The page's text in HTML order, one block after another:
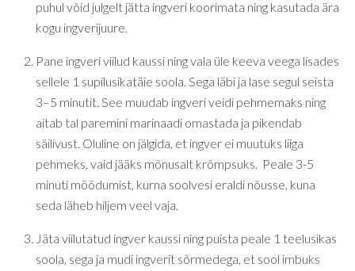
puhul võid julgelt jätta ingveri koorimata ning kasutada ära
kogu ingverijuure.
Pane ingveri viilud kaussi ning vala üle keeva veega lisades
sellele 1 supilusikatäie soola. Sega läbi ja lase segul seista
3–5 minutit. See muudab ingveri veidi pehmemaks ning
aitab tal paremini marinaadi omastada ja pikendab
säilivust. Oluline on jälgida, et ingver ei muutuks liiga
pehmeks, vaid jääks mõnusalt krõmpsuks. Peale 3-5
minuti möödumist, kurna soolvesi eraldi nõusse, kuna
seda läheb hiljem veel vaja.
Jäta viilutatud ingver kaussi ning puista peale 1 teelusikas
soola, sega ja mudi ingverit sõrmedega, et sool imbuks